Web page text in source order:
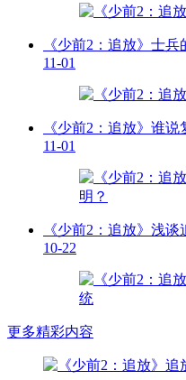
《少前2：追放》士
11-01
《少前2：追放》谁
11-01
《少前2：追放》浅
10-22
更多精彩内容